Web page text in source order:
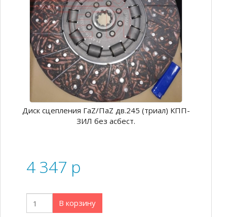
Диск сцепления ГаZ/ПаZ дв.245 (триал) КПП-
ЗИЛ без асбест.
4 347 p
В корзину